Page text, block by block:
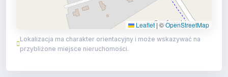
Leaflet |©OpenStreetMap
Lokalizacja ma charakter orientacyjny i może wskazywać na
przybliżone miejsce nieruchomości.